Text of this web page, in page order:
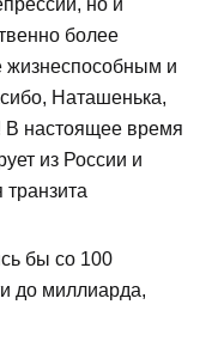
но и
более
жизнеспособным и
Наташенька,
В настоящее время
из России и
транзита
бы со 100
до миллиарда,